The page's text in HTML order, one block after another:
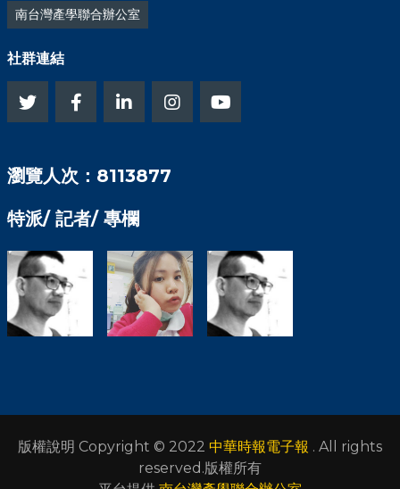
南台灣產學聯合辦公室
社群連結
瀏覽人次：8113877
特派/ 記者/ 專欄
版權說明 Copyright © 2022 中華時報電子報 . All rights
reserved.版權所有